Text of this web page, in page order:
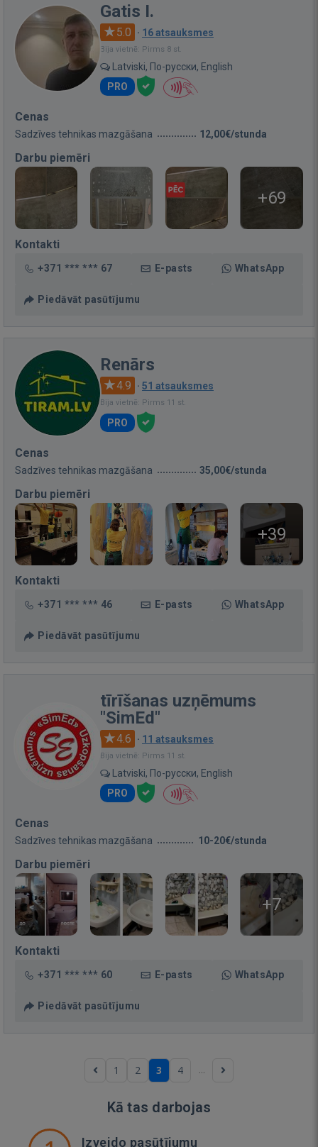
Gatis I.
5.0 · 16 atsauksmes
Bija vietnē: Pirms 8 st.
Latviski, По-русски, English
PRO
Cenas
Sadzīves tehnikas mazgāšana 12,00€/stunda
Darbu piemēri
+69
Kontakti
+371 *** *** 67 E-pasts WhatsApp
Piedāvāt pasūtījumu
Renārs
4.9 · 51 atsauksmes
Bija vietnē: Pirms 11 st.
PRO
Cenas
Sadzīves tehnikas mazgāšana 35,00€/stunda
Darbu piemēri
+39
Kontakti
+371 *** *** 46 E-pasts WhatsApp
Piedāvāt pasūtījumu
tīrīšanas uzņēmums
"SimEd"
4.6 · 11 atsauksmes
Bija vietnē: Pirms 11 st.
Latviski, По-русски, English
PRO
Cenas
Sadzīves tehnikas mazgāšana 10-20€/stunda
Darbu piemēri
+7
Kontakti
+371 *** *** 60 E-pasts WhatsApp
Piedāvāt pasūtījumu
1 2 3 4 ...
Kā tas darbojas
Izveido pasūtījumu